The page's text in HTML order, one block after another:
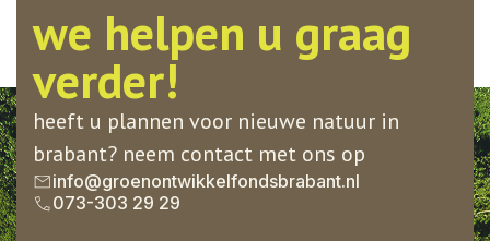
we helpen u graag
verder!
heeft u plannen voor nieuwe natuur in
brabant? neem contact met ons op
info@groenontwikkelfondsbrabant.nl
073-303 29 29